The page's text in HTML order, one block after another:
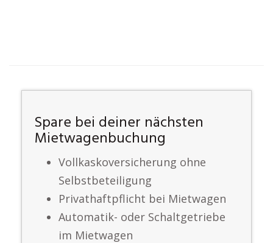
Spare bei deiner nächsten
Mietwagenbuchung
Vollkaskoversicherung ohne
Selbstbeteiligung
Privathaftpflicht bei Mietwagen
Automatik- oder Schaltgetriebe
im Mietwagen